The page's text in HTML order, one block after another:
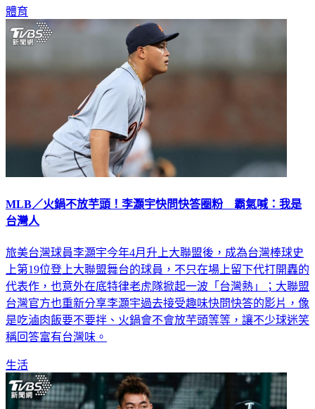
體育
MLB／火鍋不放芋頭！李灝宇快問快答圈粉 霸氣喊：我是
台灣人
旅美台灣球員李灝宇今年4月升上大聯盟後，成為台灣棒球史
上第19位登上大聯盟舞台的球員，不只在場上留下代打開轟的
代表作，也意外在底特律老虎隊掀起一波「台灣熱」；大聯盟
台灣官方也重新分享李灝宇過去接受趣味快問快答的影片，像
是吃滷肉飯要不要拌、火鍋會不會放芋頭等等，讓不少球迷笑
稱回答富有台灣味。
生活